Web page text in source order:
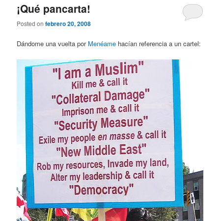
¡Qué pancarta!
Posted onfebrero 20, 2008
Dándome una vuelta por Menéame hacían referencia a un cartel: